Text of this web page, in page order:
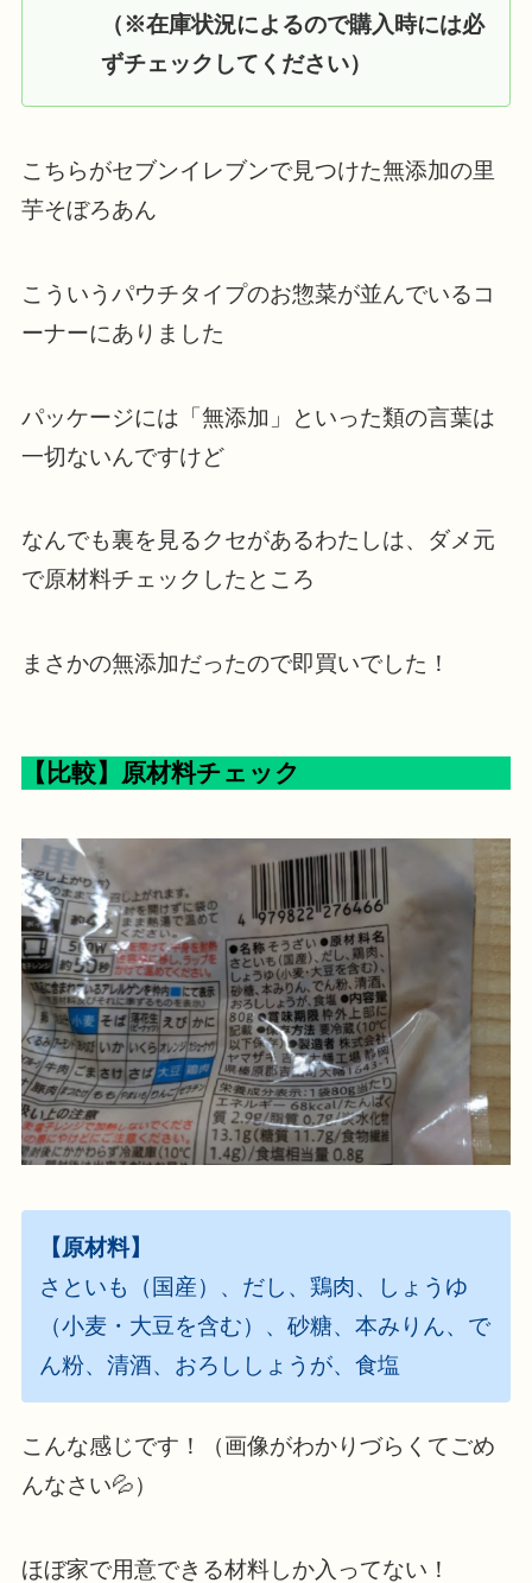
（※在庫状況によるので購入時には必
ずチェックしてください）
こちらがセブンイレブンで見つけた無添加の里
芋そぼろあん
こういうパウチタイプのお惣菜が並んでいるコ
ーナーにありました
パッケージには「無添加」といった類の言葉は
一切ないんですけど
なんでも裏を見るクセがあるわたしは、ダメ元
で原材料チェックしたところ
まさかの無添加だったので即買いでした！
【比較】原材料チェック
【原材料】
さといも（国産）、だし、鶏肉、しょうゆ
（小麦・大豆を含む）、砂糖、本みりん、で
ん粉、清酒、おろししょうが、食塩
こんな感じです！（画像がわかりづらくてごめ
んなさい💦）
ほぼ家で用意できる材料しか入ってない！